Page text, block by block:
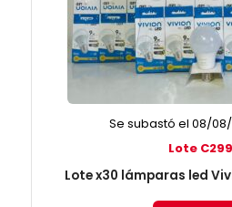
Se subastó el 08/
Lote
Lote x30 lámparas led